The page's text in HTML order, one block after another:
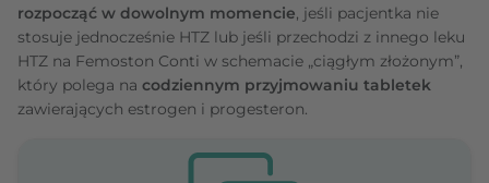
rozpocząć w dowolnym momencie, jeśli pacjentka nie
stosuje jednocześnie HTZ lub jeśli przechodzi z innego leku
HTZ na Femoston Conti w schemacie „ciągłym złożonym”,
który polega na codziennym przyjmowaniu tabletek
zawierających estrogen i progesteron.